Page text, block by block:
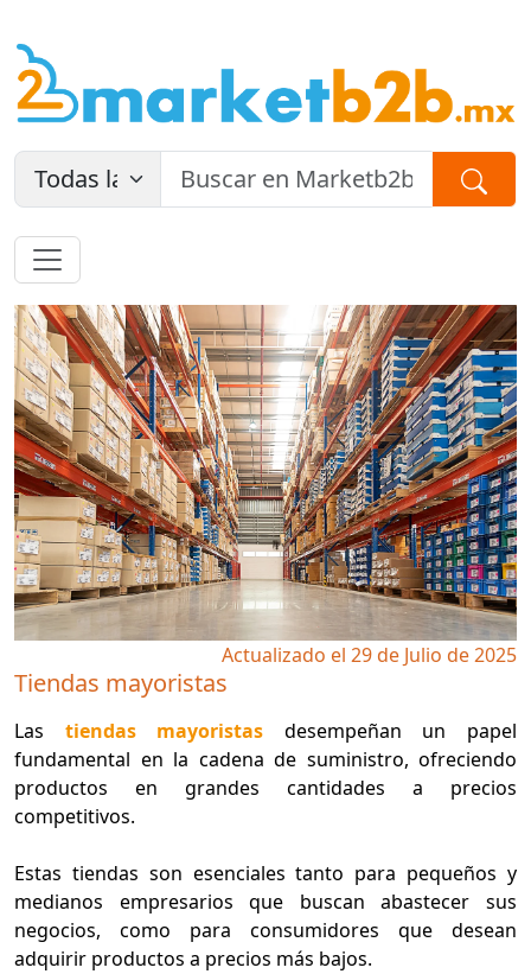
Actualizado el 29 de Julio de 2025
Tiendas mayoristas
Las tiendas mayoristas desempeñan un papel
fundamental en la cadena de suministro, ofreciendo
productos en grandes cantidades a precios
competitivos.
Estas tiendas son esenciales tanto para pequeños y
medianos empresarios que buscan abastecer sus
negocios, como para consumidores que desean
adquirir productos a precios más bajos.